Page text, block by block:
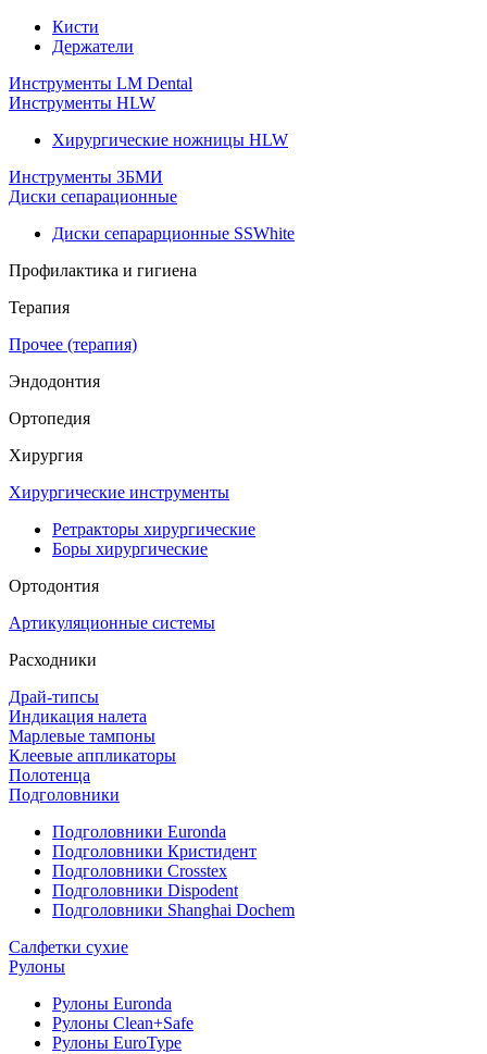
Кисти
Держатели
Инструменты LM Dental
Инструменты HLW
Хирургические ножницы HLW
Инструменты ЗБМИ
Диски сепарационные
Диски сепарарционные SSWhite
Профилактика и гигиена
Терапия
Прочее (терапия)
Эндодонтия
Ортопедия
Хирургия
Хирургические инструменты
Ретракторы хирургические
Боры хирургические
Ортодонтия
Артикуляционные системы
Расходники
Драй-типсы
Индикация налета
Марлевые тампоны
Клеевые аппликаторы
Полотенца
Подголовники
Подголовники Euronda
Подголовники Кристидент
Подголовники Crosstex
Подголовники Dispodent
Подголовники Shanghai Dochem
Салфетки сухие
Рулоны
Рулоны Euronda
Рулоны Clean+Safe
Рулоны EuroType